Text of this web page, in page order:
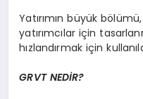
Yatırımın büyük
yatırımcılar için
hızlandırmak için
GRVT NEDİR?